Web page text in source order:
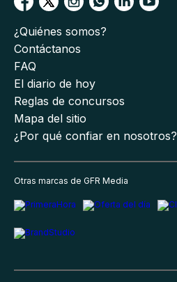
¿Quiénes somos?
Contáctanos
FAQ
El diario de hoy
Reglas de concursos
Mapa del sitio
¿Por qué confiar en nosotros?
Otras marcas de GFR Media